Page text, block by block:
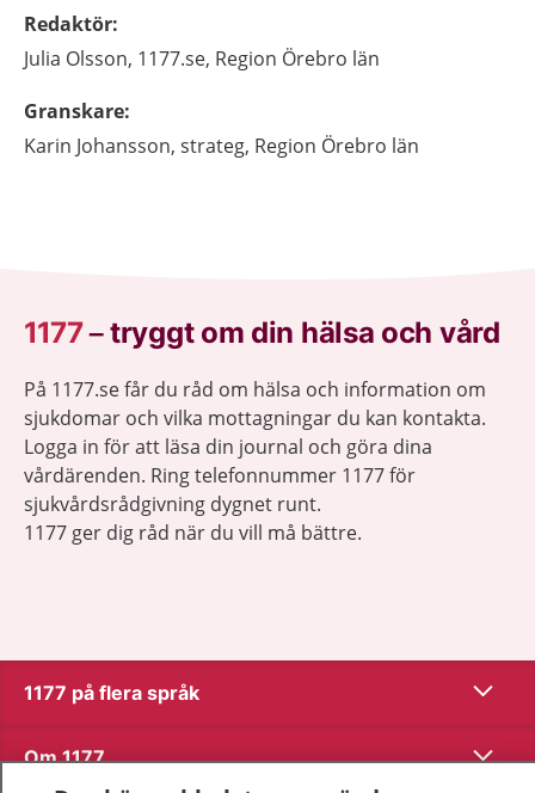
Redaktör:
Julia Olsson, 1177.se, Region Örebro län
Granskare:
Karin Johansson, strateg, Region Örebro län
1177–tryggt om din hälsa och vård
På 1177.se får du råd om hälsa och information om
sjukdomar och vilka mottagningar du kan kontakta.
Logga in för att läsa din journal och göra dina
vårdärenden. Ring telefonnummer 1177 för
sjukvårdsrådgivning dygnet runt.
1177 ger dig råd när du vill må bättre.
1177 på flera språk Visa
Om 1177 Visa